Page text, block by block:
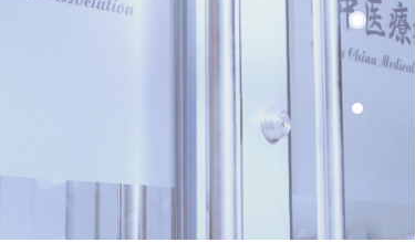
t
i
o
关注→日中医疗观光协会